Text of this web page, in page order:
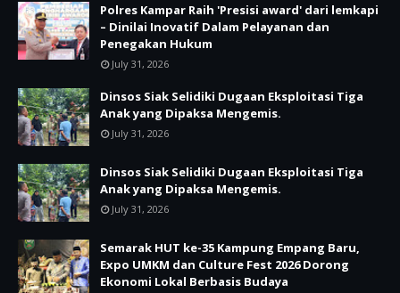
Polres Kampar Raih 'Presisi award' dari lemkapi
– Dinilai Inovatif Dalam Pelayanan dan
Penegakan Hukum
July 31, 2026
Dinsos Siak Selidiki Dugaan Eksploitasi Tiga
Anak yang Dipaksa Mengemis.
July 31, 2026
Dinsos Siak Selidiki Dugaan Eksploitasi Tiga
Anak yang Dipaksa Mengemis.
July 31, 2026
Semarak HUT ke-35 Kampung Empang Baru,
Expo UMKM dan Culture Fest 2026 Dorong
Ekonomi Lokal Berbasis Budaya